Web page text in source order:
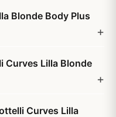
Blonde Body Plus
Curves Lilla Blonde
Curves Lilla